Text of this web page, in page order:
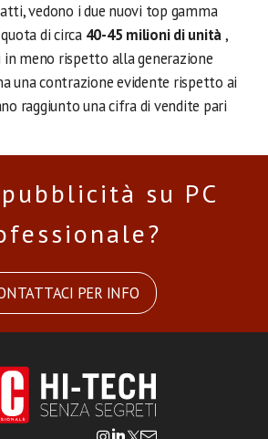
vedono i due nuovi top gamma
di circa 40-45 milioni di unità,
meno rispetto alla generazione
una contrazione evidente rispetto ai
raggiunto una cifra di vendite pari
su PC
PER INFO